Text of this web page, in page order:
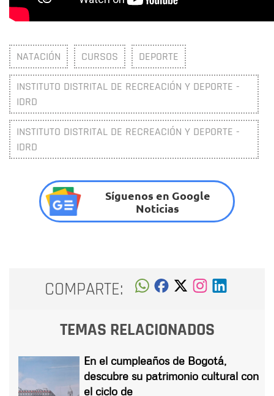
NATACIÓN CURSOS DEPORTE
INSTITUTO DISTRITAL DE RECREACIÓN Y DEPORTE -
IDRD
INSTITUTO DISTRITAL DE RECREACIÓN Y DEPORTE -
IDRD
Síguenos en Google
Noticias
COMPARTE:
TEMAS RELACIONADOS
En el cumpleaños de Bogotá,
descubre su patrimonio cultural con
el ciclo de